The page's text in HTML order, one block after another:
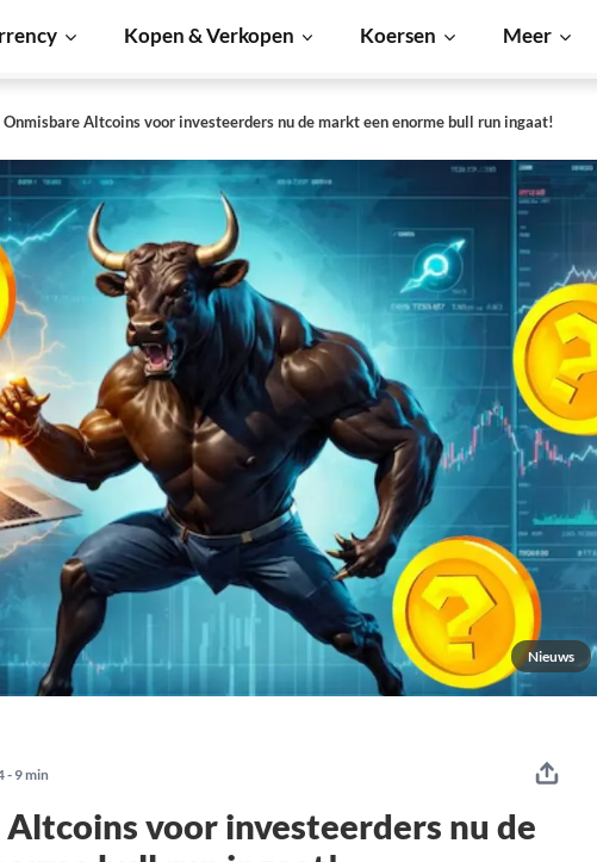
Kopen & Verkopen Koersen Meer
Onmisbare Altcoins voor investeerders nu de markt een enorme bull run ingaat!
Nieuws
- 9 min
voor investeerders nu de